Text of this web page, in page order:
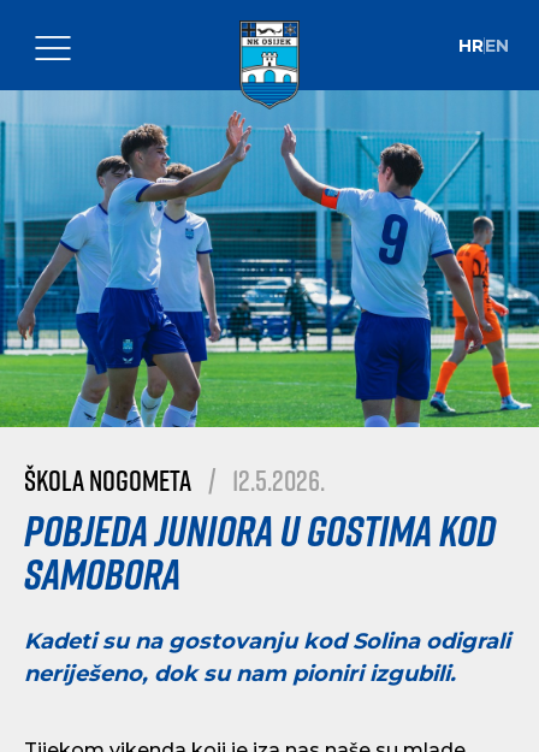
HREN
Škola nogometa | 12.5.2026.
Pobjeda juniora u gostima kod
Samobora
Kadeti su na gostovanju kod Solina odigrali
neriješeno, dok su nam pioniri izgubili.